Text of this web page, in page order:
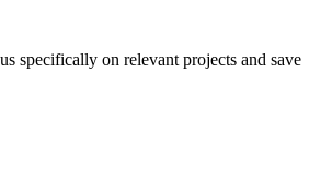
specifically on relevant projects and save